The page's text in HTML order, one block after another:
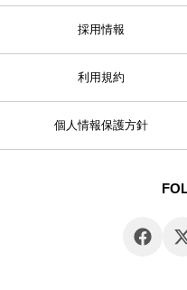
採用情報
利用規約
個人情報保護方針